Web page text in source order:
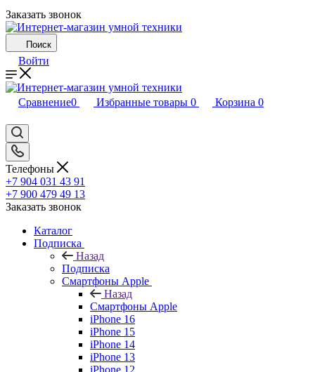
Заказать звонок
Поиск
Войти
Сравнение0 Избранные товары 0 Корзина 0
Телефоны
+7 904 031 43 91
+7 900 479 49 13
Заказать звонок
Каталог
Подписка
Назад
Подписка
Смартфоны Apple
Назад
Смартфоны Apple
iPhone 16
iPhone 15
iPhone 14
iPhone 13
iPhone 12